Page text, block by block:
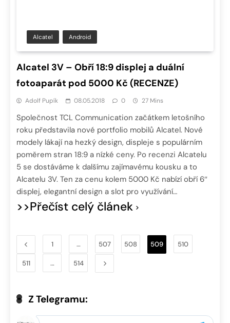
Alcatel Android
Alcatel 3V – Obří 18:9 displej a duální
fotoaparát pod 5000 Kč (RECENZE)
Adolf Pupík 08.05.2018 0 27 Mins
Společnost TCL Communication začátkem letošního
roku představila nové portfolio mobilů Alcatel. Nové
modely lákají na hezký design, displeje s populárním
poměrem stran 18:9 a nízké ceny. Po recenzi Alcatelu
5 se dostáváme k dalšímu zajímavému kousku a to
Alcatelu 3V. Ten za cenu kolem 5000 Kč nabízí obří 6″
displej, elegantní design a slot pro využívání…
>>Přečíst celý článek
1 … 507 508 509 510
511 … 514
Z Telegramu: